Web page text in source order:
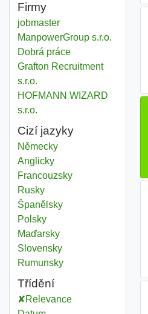
Firmy
jobmaster
ManpowerGroup s.r.o.
Dobrá práce
Grafton Recruitment
s.r.o.
HOFMANN WIZARD
s.r.o.
Cizí jazyky
Německy
Anglicky
Francouzsky
Rusky
Španělsky
Polsky
Maďarsky
Slovensky
Rumunsky
Třídění
Relevance